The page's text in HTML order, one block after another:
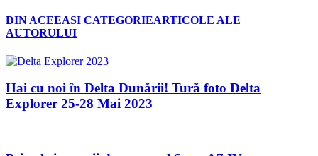
DIN ACEEASI CATEGORIEARTICOLE ALE
AUTORULUI
Hai cu noi în Delta Dunării! Tură foto Delta
Explorer 25-28 Mai 2023